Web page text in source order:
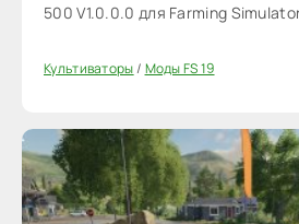
500 V1.0.0.0 для Farming
Культиваторы/ Моды FS 19